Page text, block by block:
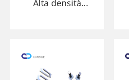
Alta densità